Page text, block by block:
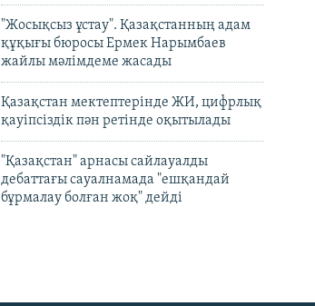
"Жосықсыз ұстау". Қазақстанның адам
құқығы бюросы Ермек Нарымбаев
жайлы мәлімдеме жасады
Қазақстан мектептерінде ЖИ, цифрлық
қауіпсіздік пән ретінде оқытылады
"Қазақстан" арнасы сайлауалды
дебаттағы сауалнамада "ешқандай
бұрмалау болған жоқ" дейді